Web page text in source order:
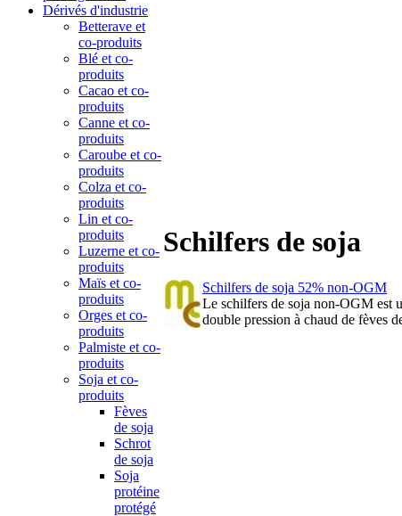
Dérivés d'industrie
Betterave et
co-produits
Blé et co-
produits
Cacao et co-
produits
Canne et co-
produits
Caroube et co-
produits
Colza et co-
produits
Lin et co-
produits
Luzerne et co-
produits
Maïs et co-
produits
Orges et co-
produits
Palmiste et co-
produits
Soja et co-
produits
Fèves
de soja
Schrot
de soja
Soja
protéine
protégé
Schilfers de soja
Schilfers de soja 52% non-OGM
Le schilfers de soja non-OGM est
double pression à chaud de fèves